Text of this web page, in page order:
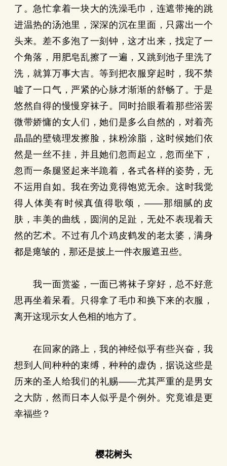
了。急忙拿着一块大的洗澡毛巾，连遮带掩的跳
进温热的汤池里，深深的沉在里面，只露出一个
头来。差不多泡了一刻钟，这才出来，找定了一
个角落，用肥皂乱擦了一遍，又跳到池子里洗了
洗，就算万事大吉。等到把衣服穿起时，我不禁
嘘了一口气，严紧的心脉才渐渐的舒畅了。于是
悠然自得的慢慢穿袜子。同时抬眼看着那些浴罢
微带娇慵的女人们，她们是多么自然的，对着亮
晶晶的壁镜理发擦脸，抹粉涂脂，这时候她们依
然是一丝不挂，并且她们忽而起立，忽而坐下，
忽而一条腿竖起来半跪着，各式各样的姿势，无
不运用自如。我在旁边竟得饱览无余。这时我觉
得人体美有时候真值得歌颂，——那细腻的皮
肤，丰美的曲线，圆润的足趾，无处不表现着天
然的艺术。不过有几个鸡皮鹤发的老太婆，满身
都是瘪皱的，那还是披上一件衣服遮丑些。
我一面赏鉴，一面已将袜子穿好，总不好意
思再坐着呆看。只得拿了毛巾和换下来的衣服，
离开这现示女人色相的地方了。
在回家的路上，我的神经似乎有些兴奋，我
想到人间种种的束缚，种种的虚伪，据说这些是
历来的圣人给我们的礼赐——尤其严重的是男女
之大防，然而日本人似乎是个例外。究竟谁是更
幸福些？
樱花树头